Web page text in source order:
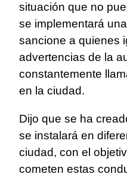
situación que no
se implementará
sancione a quienes
advertencias de la
constantemente
en la ciudad.
Dijo que se ha
se instalará en
ciudad, con el
cometen estas